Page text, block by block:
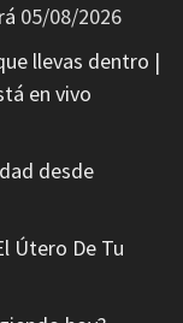
05/08/2026
llevas dentro |
en vivo
desde
Útero De Tu